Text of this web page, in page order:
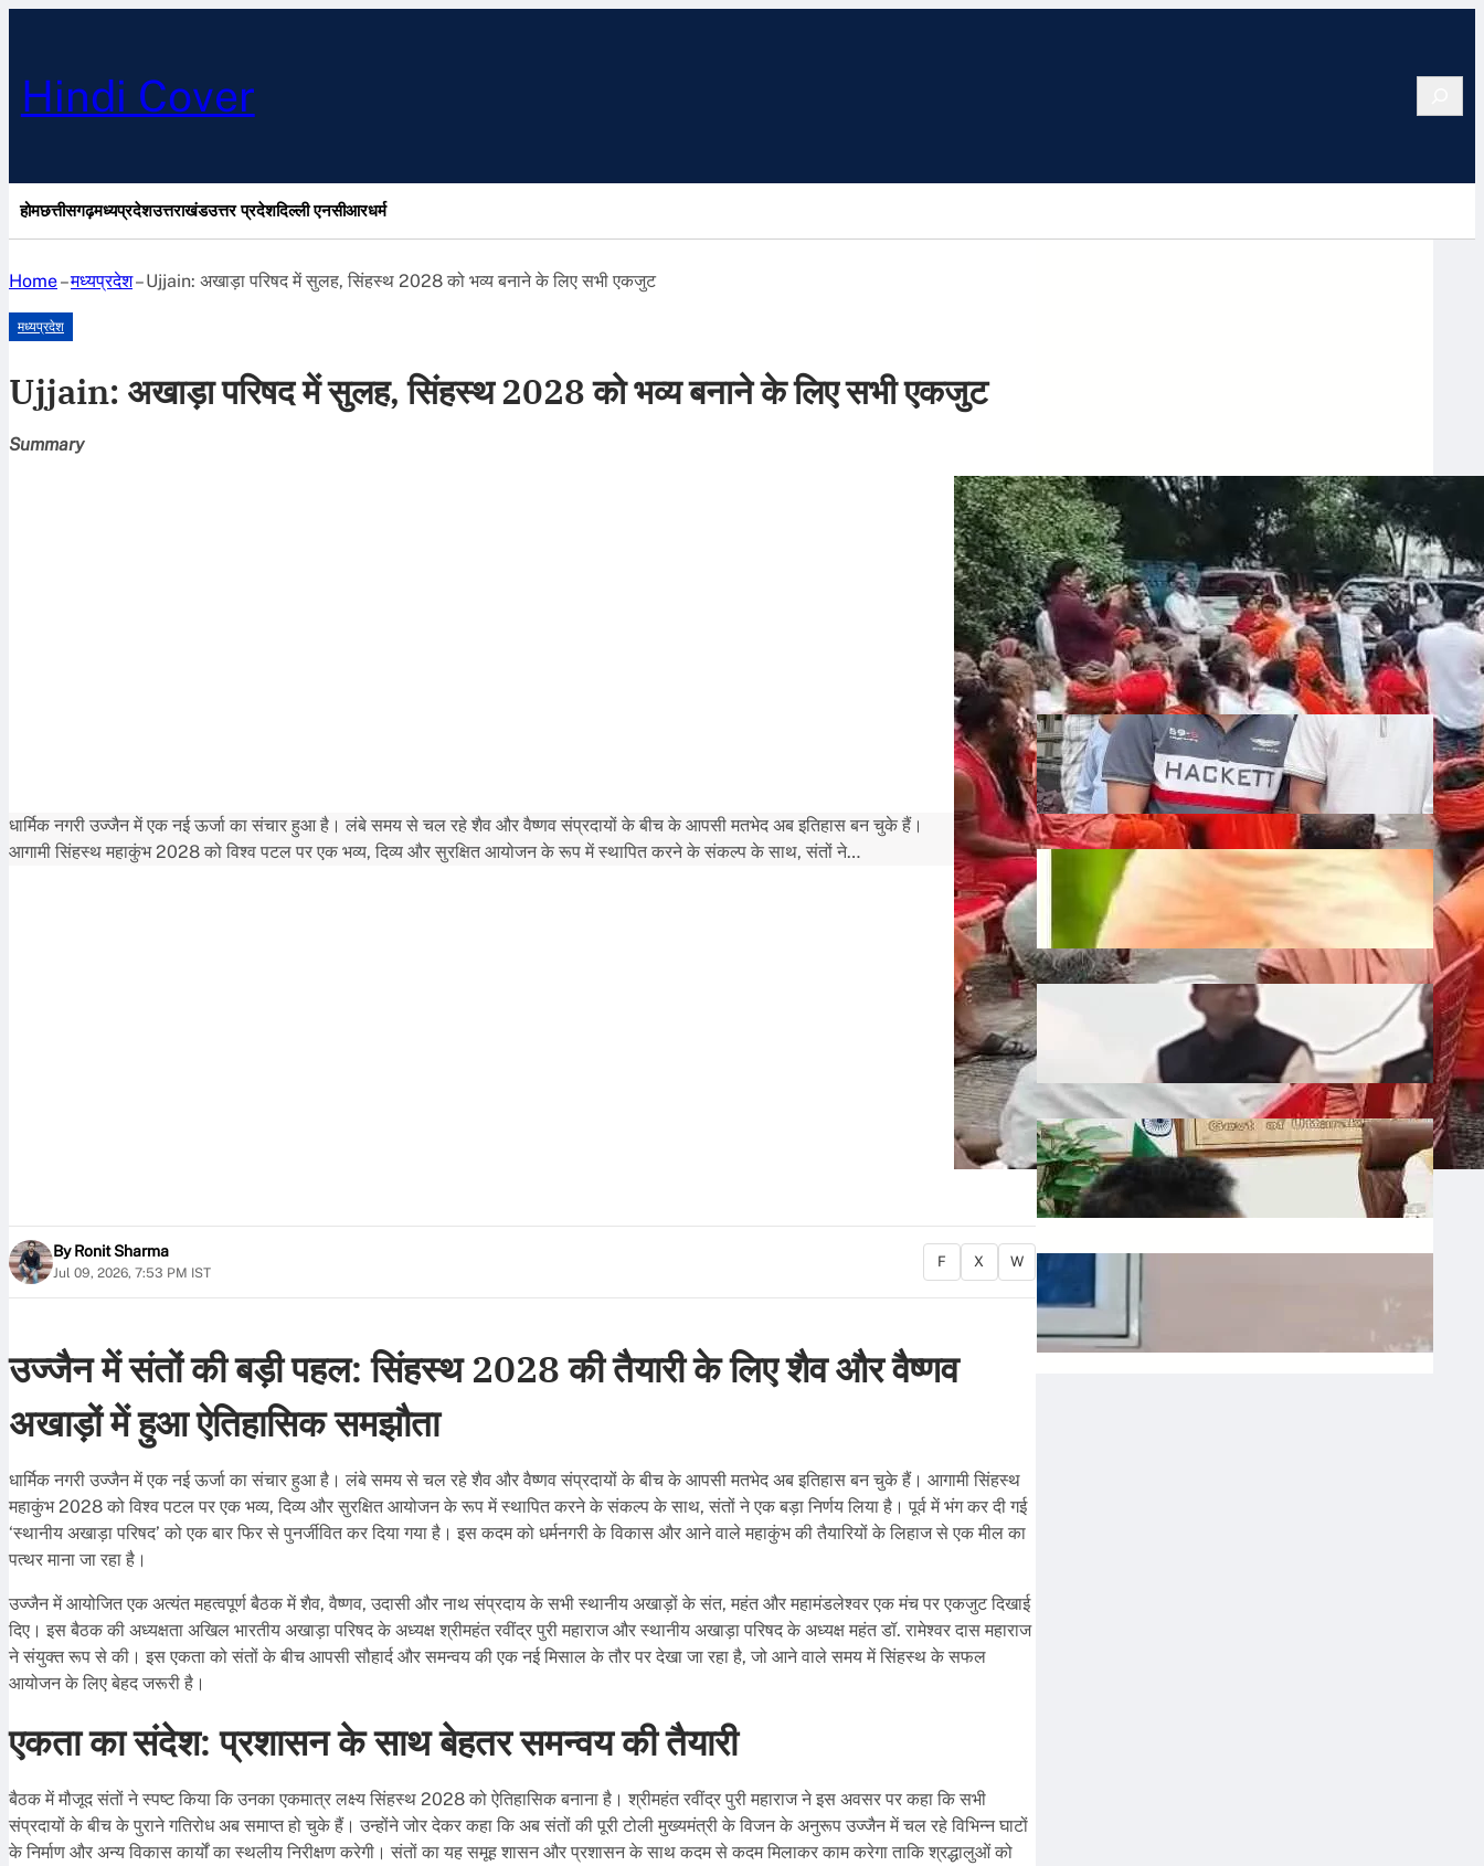
Hindi Cover
होमछत्तीसगढ़मध्यप्रदेशउत्तराखंडउत्तर प्रदेशदिल्ली एनसीआरधर्म
Home–मध्यप्रदेश–Ujjain: अखाड़ा परिषद में सुलह, सिंहस्थ 2028 को भव्य बनाने के लिए सभी एकजुट
मध्यप्रदेश
Ujjain: अखाड़ा परिषद में सुलह, सिंहस्थ 2028 को भव्य बनाने के लिए सभी एकजुट
Summary
धार्मिक नगरी उज्जैन में एक नई ऊर्जा का संचार हुआ है। लंबे समय से चल रहे शैव और वैष्णव संप्रदायों के बीच के आपसी मतभेद अब इतिहास बन चुके हैं।
आगामी सिंहस्थ महाकुंभ 2028 को विश्व पटल पर एक भव्य, दिव्य और सुरक्षित आयोजन के रूप में स्थापित करने के संकल्प के साथ, संतों ने…
ByRonit Sharma
Jul 09, 2026, 7:53 PM IST
F X W
उज्जैन में संतों की बड़ी पहल: सिंहस्थ 2028 की तैयारी के लिए शैव और वैष्णव
अखाड़ों में हुआ ऐतिहासिक समझौता
धार्मिक नगरी उज्जैन में एक नई ऊर्जा का संचार हुआ है। लंबे समय से चल रहे शैव और वैष्णव संप्रदायों के बीच के आपसी मतभेद अब इतिहास बन चुके हैं। आगामी सिंहस्थ
महाकुंभ 2028 को विश्व पटल पर एक भव्य, दिव्य और सुरक्षित आयोजन के रूप में स्थापित करने के संकल्प के साथ, संतों ने एक बड़ा निर्णय लिया है। पूर्व में भंग कर दी गई
‘स्थानीय अखाड़ा परिषद’ को एक बार फिर से पुनर्जीवित कर दिया गया है। इस कदम को धर्मनगरी के विकास और आने वाले महाकुंभ की तैयारियों के लिहाज से एक मील का
पत्थर माना जा रहा है।
उज्जैन में आयोजित एक अत्यंत महत्वपूर्ण बैठक में शैव, वैष्णव, उदासी और नाथ संप्रदाय के सभी स्थानीय अखाड़ों के संत, महंत और महामंडलेश्वर एक मंच पर एकजुट दिखाई
दिए। इस बैठक की अध्यक्षता अखिल भारतीय अखाड़ा परिषद के अध्यक्ष श्रीमहंत रवींद्र पुरी महाराज और स्थानीय अखाड़ा परिषद के अध्यक्ष महंत डॉ. रामेश्वर दास महाराज
ने संयुक्त रूप से की। इस एकता को संतों के बीच आपसी सौहार्द और समन्वय की एक नई मिसाल के तौर पर देखा जा रहा है, जो आने वाले समय में सिंहस्थ के सफल
आयोजन के लिए बेहद जरूरी है।
एकता का संदेश: प्रशासन के साथ बेहतर समन्वय की तैयारी
बैठक में मौजूद संतों ने स्पष्ट किया कि उनका एकमात्र लक्ष्य सिंहस्थ 2028 को ऐतिहासिक बनाना है। श्रीमहंत रवींद्र पुरी महाराज ने इस अवसर पर कहा कि सभी
संप्रदायों के बीच के पुराने गतिरोध अब समाप्त हो चुके हैं। उन्होंने जोर देकर कहा कि अब संतों की पूरी टोली मुख्यमंत्री के विजन के अनुरूप उज्जैन में चल रहे विभिन्न घाटों
के निर्माण और अन्य विकास कार्यों का स्थलीय निरीक्षण करेगी। संतों का यह समूह शासन और प्रशासन के साथ कदम से कदम मिलाकर काम करेगा ताकि श्रद्धालुओं को
Recent
Jagannath: एटी पैलेस में भगवान जगन्नाथ की
स्थापना, डिप्टी सीएम अरुण साव ने रथ यात्रा को
दिखाई हरी झंडी
July 10, 2026.Ronit Sharma
Plantation: यूपी में 12 जुलाई को लगेंगे 35
करोड़ पौधे, CM योगी करेंगे अभियान की शुरुआत
July 10, 2026 Ronit Sharma
Liquor: छत्तीसगढ़ में बीजेपी विधायक शकुंतला
पोर्ते का शराबबंदी पर बड़ा बयान, वीडियो वायरल
July 10, 2026
Water: उत्तराखंड में भूजल संरक्षण पर जोर, मुख्य
सचिव ने दिए सख्त निर्देश
Ronit Sharma
July 9, 2026